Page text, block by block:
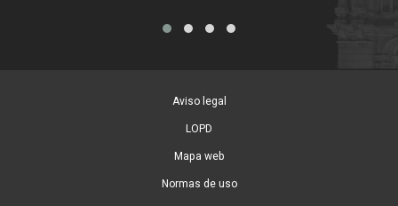
Aviso legal
LOPD
Mapa web
Normas de uso